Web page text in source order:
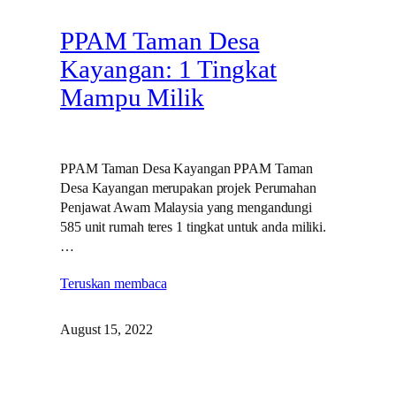
PPAM Taman Desa
Kayangan: 1 Tingkat
Mampu Milik
PPAM Taman Desa Kayangan PPAM Taman
Desa Kayangan merupakan projek Perumahan
Penjawat Awam Malaysia yang mengandungi
585 unit rumah teres 1 tingkat untuk anda miliki.
…
Teruskan membaca
August 15, 2022